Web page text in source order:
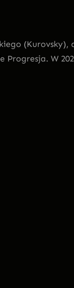
(Kurovsky),
Progresja. W